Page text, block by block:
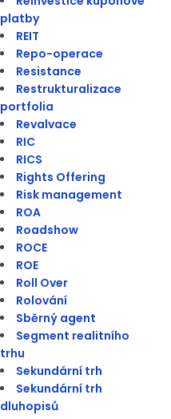
platby
REIT
Repo-operace
Resistance
Restrukturalizace
portfolia
Revalvace
RIC
RICS
Rights Offering
Risk management
ROA
Roadshow
ROCE
ROE
Roll Over
Rolování
Sběrný agent
Segment realitního
trhu
Sekundární trh
Sekundární trh
dluhopisů